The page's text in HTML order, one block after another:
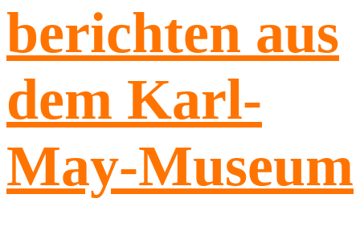
berichten aus
dem Karl-
May-Museum